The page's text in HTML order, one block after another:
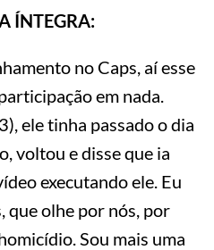
ÍNTEGRA:
no Caps, aí esse
em nada.
ele tinha passado o dia
voltou e disse que ia
executando ele. Eu
que olhe por nós, por
Sou mais uma